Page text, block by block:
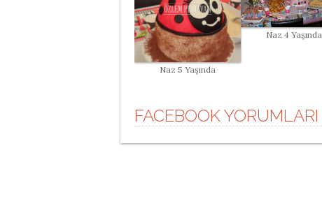
Naz 5 Yaşında
Naz 4 Yaşında
FACEBOOK YORUMLARI